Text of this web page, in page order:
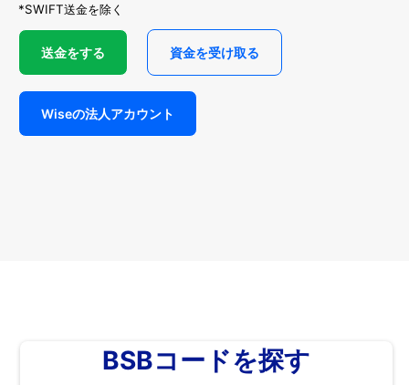
*SWIFT送金を除く
送金をする 資金を受け取る
Wiseの法人アカウント
BSBコードを探す